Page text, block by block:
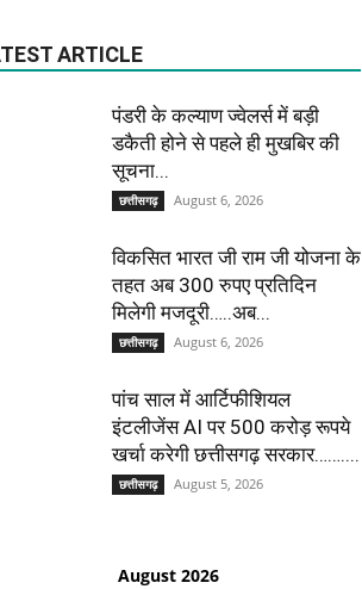
ARTICLE
पंडरी के कल्याण ज्वेलर्स में बड़ी
डकैती होने से पहले ही मुखबिर की
सूचना...
छत्तीसगढ़ August 6, 2026
विकसित भारत जी राम जी योजना के
तहत अब 300 रुपए प्रतिदिन
मिलेगी मजदूरी…..अब...
छत्तीसगढ़ August 6, 2026
पांच साल में आर्टिफीशियल
इंटलीजेंस AI पर 500 करोड़ रूपये
खर्चा करेगी छत्तीसगढ़ सरकार……....
छत्तीसगढ़ August 5, 2026
August 2026